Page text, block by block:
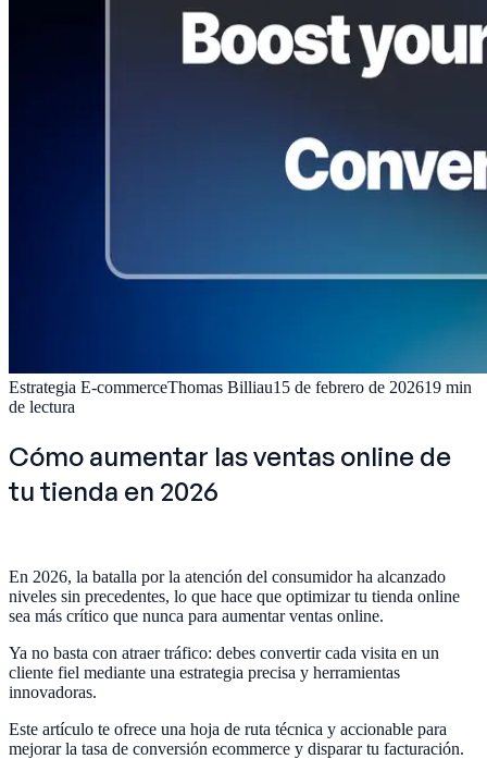
Estrategia E-commerceThomas Billiau15 de febrero de 202619 min
de lectura
Cómo aumentar las ventas online de
tu tienda en 2026
En 2026, la batalla por la atención del consumidor ha alcanzado
niveles sin precedentes, lo que hace que optimizar tu tienda online
sea más crítico que nunca para aumentar ventas online.
Ya no basta con atraer tráfico: debes convertir cada visita en un
cliente fiel mediante una estrategia precisa y herramientas
innovadoras.
Este artículo te ofrece una hoja de ruta técnica y accionable para
mejorar la tasa de conversión ecommerce y disparar tu facturación.